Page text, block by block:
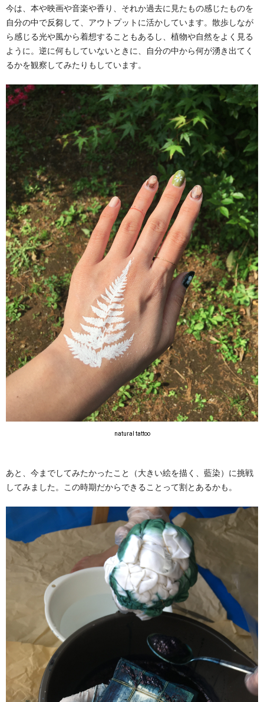
今は、本や映画や音楽や香り、それか過去に見たもの感じたものを
自分の中で反芻して、アウトプットに活かしています。散歩しなが
ら感じる光や風から着想することもあるし、植物や自然をよく見る
ように。逆に何もしていないときに、自分の中から何が湧き出てく
るかを観察してみたりもしています。
natural tattoo
あと、今までしてみたかったこと（大きい絵を描く、藍染）に挑戦
してみました。この時期だからできることって割とあるかも。